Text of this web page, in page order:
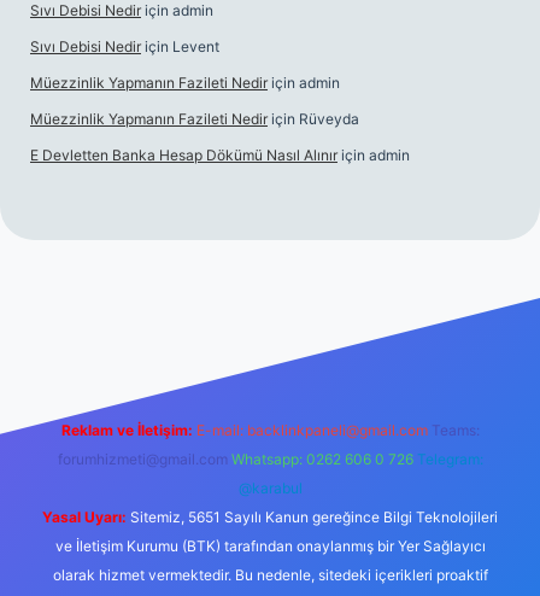
Sıvı Debisi Nedir için admin
Sıvı Debisi Nedir için Levent
Müezzinlik Yapmanın Fazileti Nedir için admin
Müezzinlik Yapmanın Fazileti Nedir için Rüveyda
E Devletten Banka Hesap Dökümü Nasıl Alınır için admin
Reklam ve İletişim: E-mail: backlinkpaneli@gmail.com Teams:
forumhizmeti@gmail.com Whatsapp: 0262 606 0 726 Telegram:
@karabul
Yasal Uyarı: Sitemiz, 5651 Sayılı Kanun gereğince Bilgi Teknolojileri
ve İletişim Kurumu (BTK) tarafından onaylanmış bir Yer Sağlayıcı
olarak hizmet vermektedir. Bu nedenle, sitedeki içerikleri proaktif